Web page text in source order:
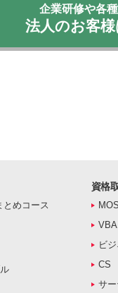
企業研修や各
法人のお客
とめコース
資格
MOS
ビ
CS
サ